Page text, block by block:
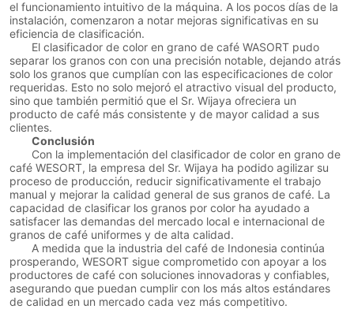
el funcionamiento intuitivo de la máquina. A los pocos días de la
instalación, comenzaron a notar mejoras significativas en su
eficiencia de clasificación.
El clasificador de color en grano de café WASORT pudo
separar los granos con con una precisión notable, dejando atrás
solo los granos que cumplían con las especificaciones de color
requeridas. Esto no solo mejoró el atractivo visual del producto,
sino que también permitió que el Sr. Wijaya ofreciera un
producto de café más consistente y de mayor calidad a sus
clientes.
Conclusión
Con la implementación del clasificador de color en grano de
café WESORT, la empresa del Sr. Wijaya ha podido agilizar su
proceso de producción, reducir significativamente el trabajo
manual y mejorar la calidad general de sus granos de café. La
capacidad de clasificar los granos por color ha ayudado a
satisfacer las demandas del mercado local e internacional de
granos de café uniformes y de alta calidad.
A medida que la industria del café de Indonesia continúa
prosperando, WESORT sigue comprometido con apoyar a los
productores de café con soluciones innovadoras y confiables,
asegurando que puedan cumplir con los más altos estándares
de calidad en un mercado cada vez más competitivo.